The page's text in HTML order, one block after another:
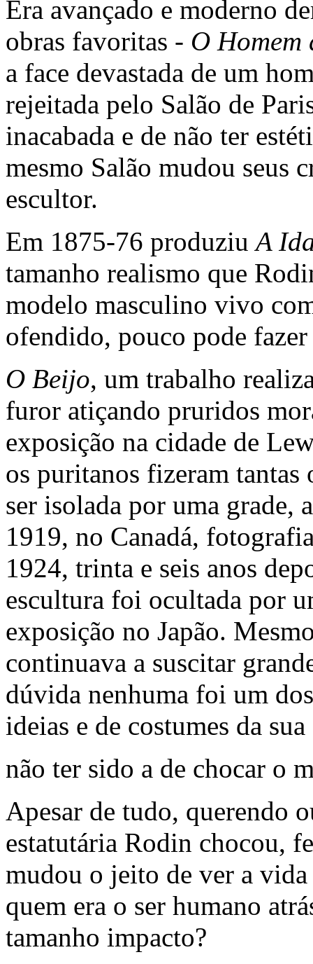
Era avançado e moderno
obras favoritas - O
a face devastada de um
rejeitada pelo Salão de
inacabada e de não ter
mesmo Salão mudou seus
escultor.
Em 1875-76 produziuA
tamanho realismo que
modelo masculino vivo
ofendido, pouco pode
O Beijo, um trabalho
furor atiçando pruridos
exposição na cidade de
os puritanos fizeram tantas
ser isolada por uma grade,
1919, no Canadá,
1924, trinta e seis anos
escultura foi ocultada por
exposição no Japão.
continuava a suscitar
dúvida nenhuma foi um
ideias e de costumes da
não ter sido a de chocar o
Apesar de tudo, querendo
estatutária Rodin chocou,
mudou o jeito de ver a
quem era o ser humano
tamanho impacto?